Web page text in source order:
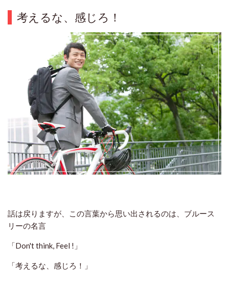
考えるな、感じろ！
話は戻りますが、この言葉から思い出されるのは、ブルース
リーの名言
「Don't think, Feel ! 」
「考えるな、感じろ！」